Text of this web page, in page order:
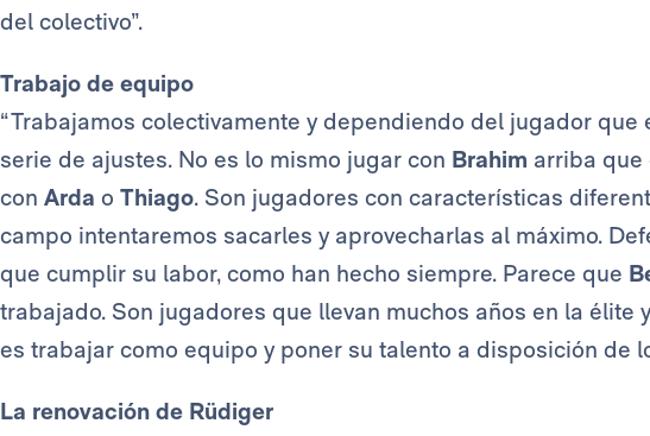
del colectivo”.
Trabajo de equipo
“Trabajamos colectivamente y dependiendo del jugador que
serie de ajustes. No es lo mismo jugar con Brahim arriba que
con Arda o Thiago. Son jugadores con características
campo intentaremos sacarles y aprovecharlas al máximo.
que cumplir su labor, como han hecho siempre. Parece que
trabajado. Son jugadores que llevan muchos años en la élite
es trabajar como equipo y poner su talento a disposición de
La renovación de Rüdiger